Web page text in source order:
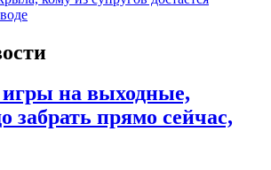
на выходные,
забрать прямо сейчас,